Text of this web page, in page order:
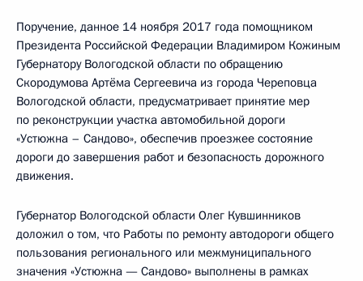
Поручение, данное 14 ноября 2017 года помощником
Президента Российской Федерации Владимиром Кожиным
Губернатору Вологодской области по обращению
Скородумова Артёма Сергеевича из города Череповца
Вологодской области, предусматривает принятие мер
по реконструкции участка автомобильной дороги
«Устюжна – Сандово», обеспечив проезжее состояние
дороги до завершения работ и безопасность дорожного
движения.
Губернатор Вологодской области Олег Кувшинников
доложил о том, что Работы по ремонту автодороги общего
пользования регионального или межмуниципального
значения «Устюжна — Сандово» выполнены в рамках